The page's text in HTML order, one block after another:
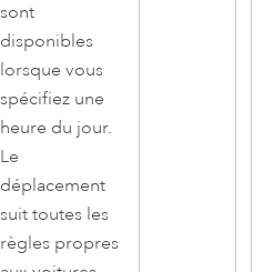
sont
disponibles
lorsque vous
spécifiez une
heure du jour.
Le
déplacement
suit toutes les
règles propres